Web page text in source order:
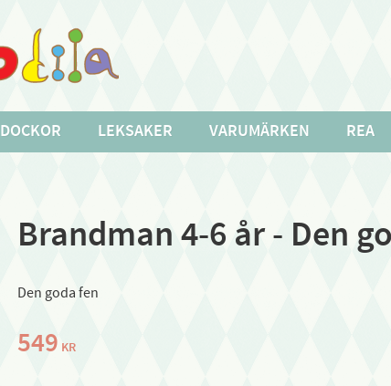
DOCKOR LEKSAKER VARUMÄRKEN REA
Brandman 4-6 år - Den
Den goda fen
549 KR